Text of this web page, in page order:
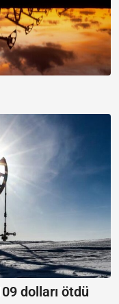
dolları ötdü